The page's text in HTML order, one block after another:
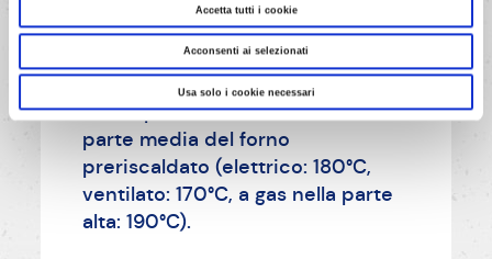
Accetta tutti i cookie
Acconsenti ai selezionati
Usa solo i cookie necessari
5/11
Cuoci per 10 minuti circa nella
parte media del forno
preriscaldato (elettrico: 180°C,
ventilato: 170°C, a gas nella parte
alta: 190°C).